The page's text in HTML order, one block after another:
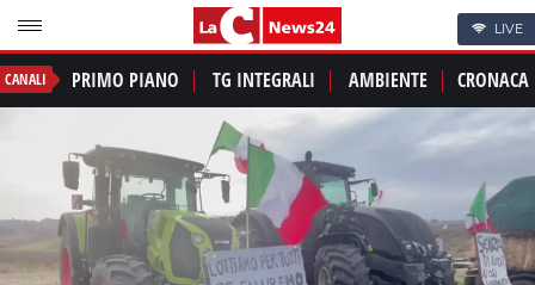
LIVE
CANALI PRIMO PIANO TG INTEGRALI AMBIENTE CRONACA